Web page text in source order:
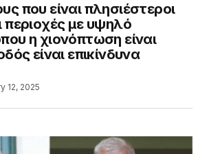
που είναι πλησιέστεροι
περιοχές με υψηλό
η χιονόπτωση είναι
είναι επικίνδυνα
12, 2025